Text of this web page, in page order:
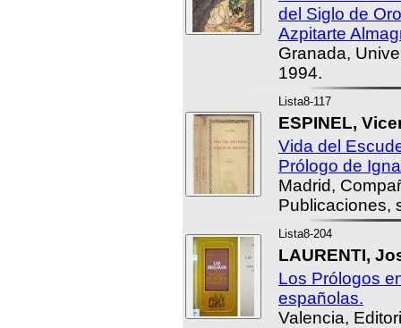
del Siglo de
Azpitarte
Granada,
1994.
Lista8-117
ESPINEL,
Vida del
Prólogo de
Madrid,
Publicaciones,
Lista8-204
LAURENTI,
Los Prólogos
españolas.
Valencia,